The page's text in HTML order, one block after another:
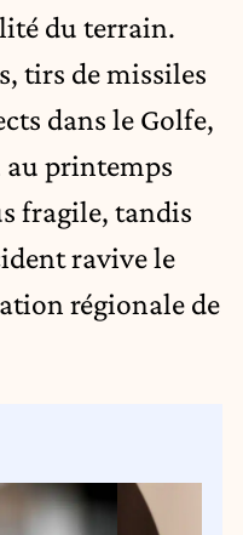
du terrain.
tirs de missiles
dans le Golfe,
au printemps
fragile, tandis
ravive le
régionale de